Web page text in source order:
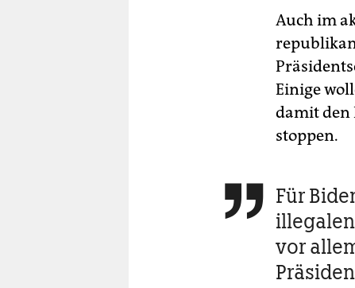
Auch im
Einige
damit den
stoppen.
 Für
vor